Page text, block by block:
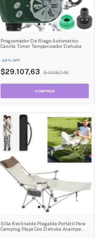
Programador De Riego Automatico
Canilla Timer Temporizador Dehuka
-32% OFF
$29.107,63 $43.087,46
Silla Reclinable Plegable Portátil Para
Camping Playa Con Dehuka Acampe